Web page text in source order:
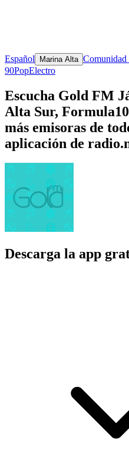
Español Marina Alta Comunidad
90PopElectro
Escucha Gold FM
Alta Sur,
más emisoras de
aplicación de
Descarga la app